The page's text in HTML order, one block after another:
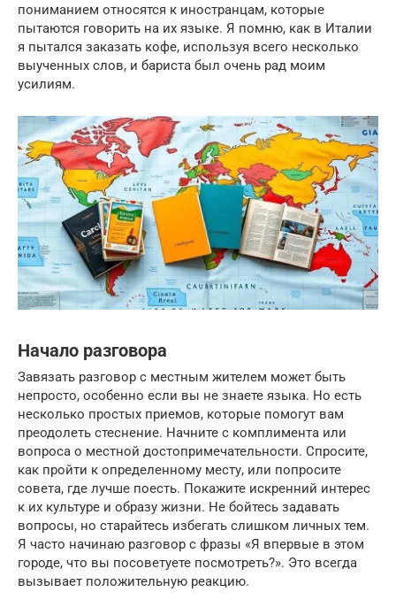
пониманием относятся к иностранцам, которые
пытаются говорить на их языке. Я помню, как в Италии
я пытался заказать кофе, используя всего несколько
выученных слов, и бариста был очень рад моим
усилиям.
Начало разговора
Завязать разговор с местным жителем может быть
непросто, особенно если вы не знаете языка. Но есть
несколько простых приемов, которые помогут вам
преодолеть стеснение. Начните с комплимента или
вопроса о местной достопримечательности. Спросите,
как пройти к определенному месту, или попросите
совета, где лучше поесть. Покажите искренний интерес
к их культуре и образу жизни. Не бойтесь задавать
вопросы, но старайтесь избегать слишком личных тем.
Я часто начинаю разговор с фразы «Я впервые в этом
городе, что вы посоветуете посмотреть?». Это всегда
вызывает положительную реакцию.